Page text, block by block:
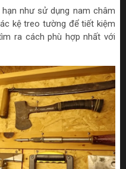
như sử dụng nam châm
kệ treo tường để tiết kiệm
ra cách phù hợp nhất với